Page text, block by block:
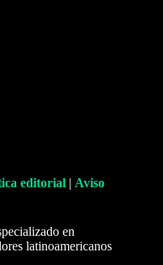
editorial | Aviso
en
latinoamericanos